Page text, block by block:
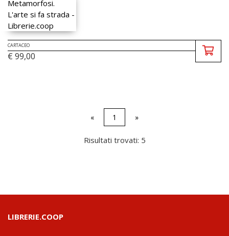
CARTACEO
€ 99,00
« 1 »
Risultati trovati: 5
LIBRERIE.COOP